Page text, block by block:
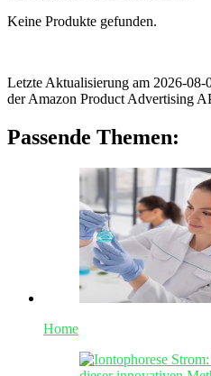
Keine Produkte gefunden.
Letzte Aktualisierung am 2026-
der Amazon Product Advertising
Passende Themen:
Home